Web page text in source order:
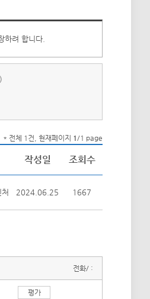
하려 합니다.
* 전체 1건, 현재페이지 1/1 page
작성일 조회수
2024.06.25 1667
전화/ :